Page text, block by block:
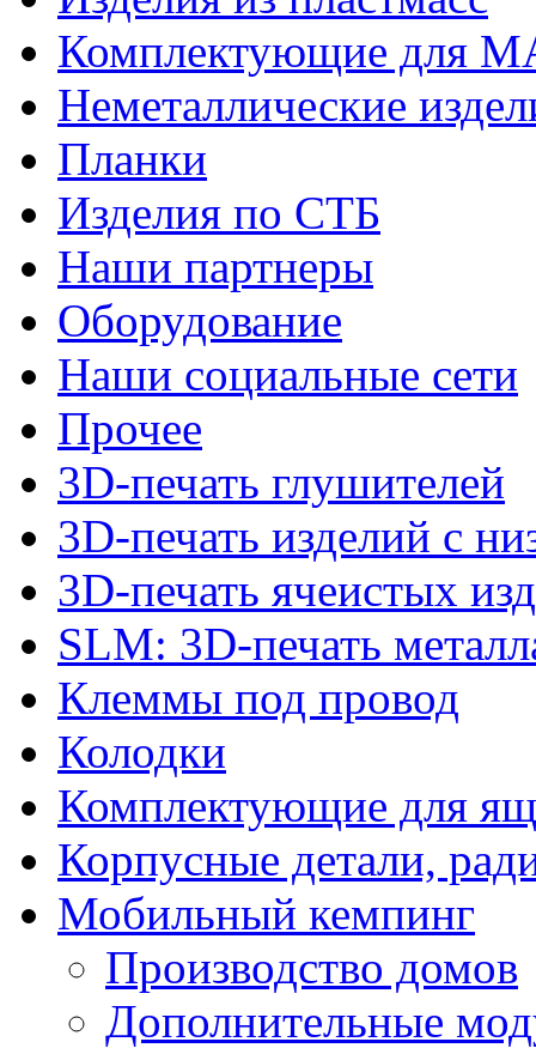
Комплектующие для
Неметаллические
Планки
Изделия по СТБ
Наши партнеры
Оборудование
Наши социальные сети
Прочее
3D-печать глушителей
3D-печать изделий с
3D-печать ячеистых
SLM: 3D-печать
Клеммы под провод
Колодки
Комплектующие для
Корпусные детали,
Мобильный кемпинг
Производство домов
Дополнительные